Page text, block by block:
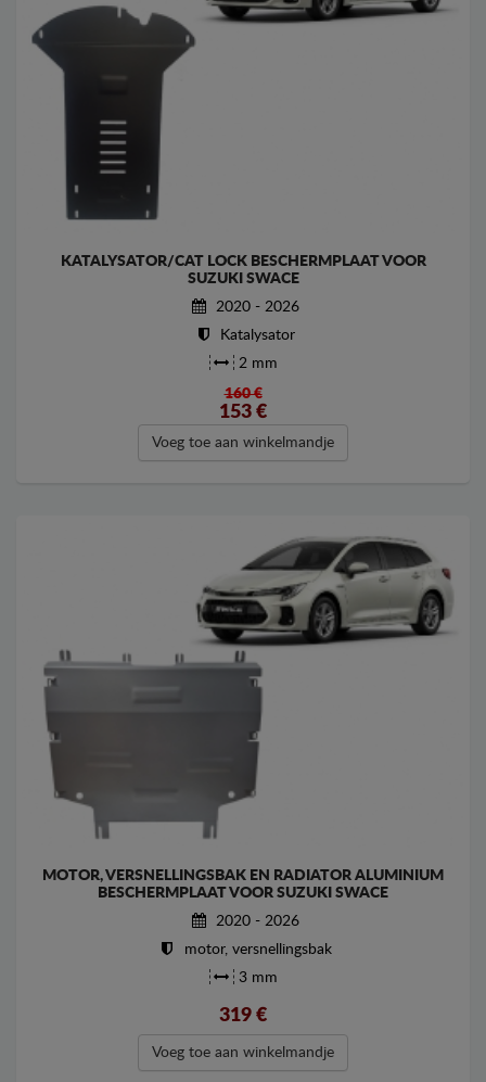
KATALYSATOR/CAT LOCK BESCHERMPLAAT VOOR
SUZUKI SWACE
2020 - 2026
Katalysator
2 mm
160 €
153 €
Voeg toe aan winkelmandje
MOTOR, VERSNELLINGSBAK EN RADIATOR ALUMINIUM
BESCHERMPLAAT VOOR SUZUKI SWACE
2020 - 2026
motor, versnellingsbak
3 mm
319 €
Voeg toe aan winkelmandje